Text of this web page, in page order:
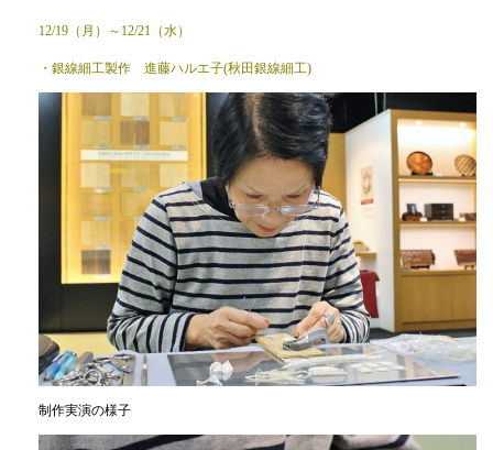
12/19（月）～12/21（水）
・銀線細工製作 進藤ハルエ子(秋田銀線細工)
制作実演の様子